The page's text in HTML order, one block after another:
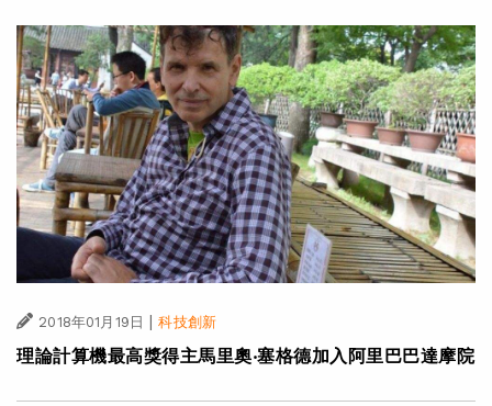
2018年01月19日 | 科技創新
理論計算機最高獎得主馬里奧‧塞格德加入阿里巴巴達摩院